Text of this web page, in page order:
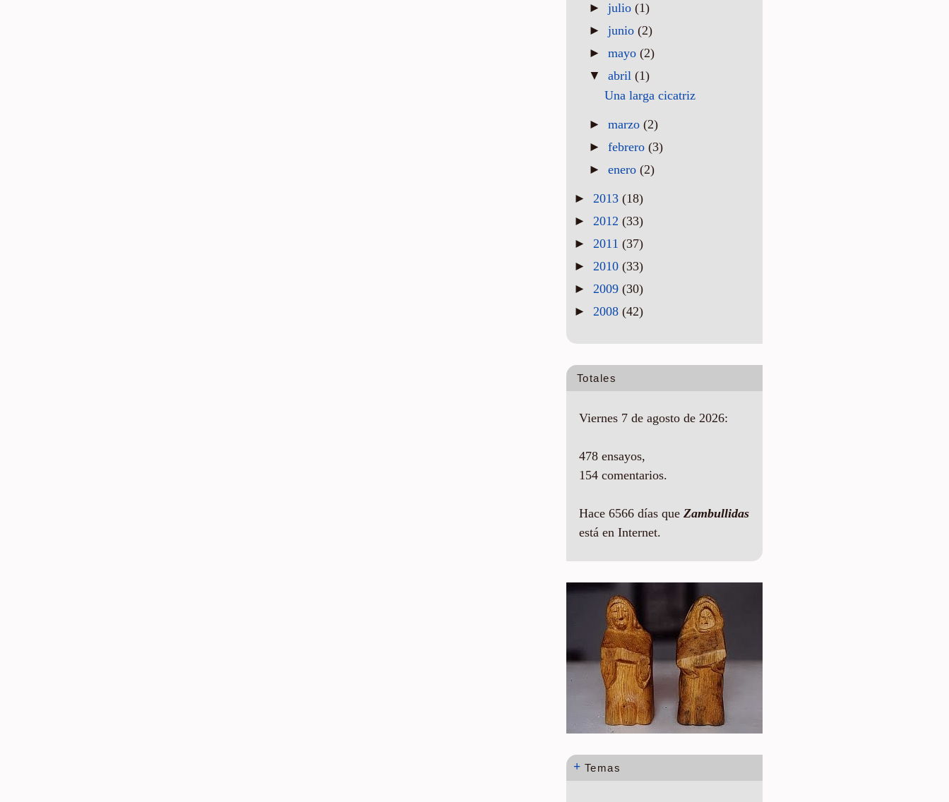
►julio(1)
►junio(2)
►mayo(2)
▼abril(1)
Una larga cicatriz
►marzo(2)
►febrero(3)
►enero(2)
► 2013 (18)
► 2012 (33)
► 2011 (37)
► 2010 (33)
► 2009 (30)
► 2008 (42)
Totales
Viernes 7 de agosto de 2026:
478 ensayos,
154 comentarios.
Hace 6566 días que Zambullidas
está en Internet.
+ Temas